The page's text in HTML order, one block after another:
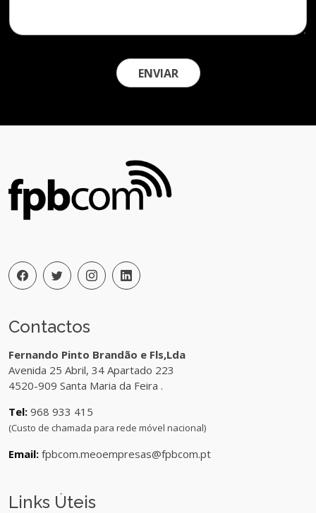
ENVIAR
Contactos
Fernando Pinto Brandão e Fls,Lda
Avenida 25 Abril, 34 Apartado 223
4520-909 Santa Maria da Feira .
Tel: 968 933 415
(Custo de chamada para rede móvel nacional)
Email: fpbcom.meoempresas@fpbcom.pt
Links Úteis